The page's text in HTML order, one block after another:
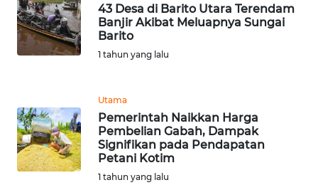
43 Desa di Barito Utara Terendam
Banjir Akibat Meluapnya Sungai
Barito
1 tahun yang lalu
Utama
Pemerintah Naikkan Harga
Pembelian Gabah, Dampak
Signifikan pada Pendapatan
Petani Kotim
1 tahun yang lalu
WN
CIANJUR
WN
TANGERANG